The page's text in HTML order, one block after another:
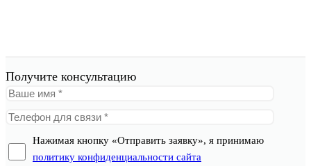
Получите консультацию
Нажимая кнопку «Отправить заявку», я принимаю
политику конфиденциальности сайта